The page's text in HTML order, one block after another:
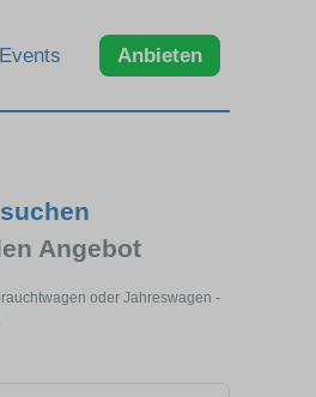
Anbieten
Angebot
oder Jahreswagen -